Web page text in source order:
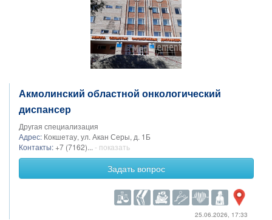
Акмолинский областной онкологический
диспансер
Другая специализация
Адрес: Кокшетау, ул. Акан Серы, д. 1Б
Контакты: +7 (7162)... - показать
Задать вопрос
25.06.2026, 17:33